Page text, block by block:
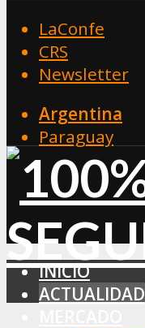
LaConfe
CRS
Newsletter
Argentina
Paraguay
INICIO
ACTUALIDAD